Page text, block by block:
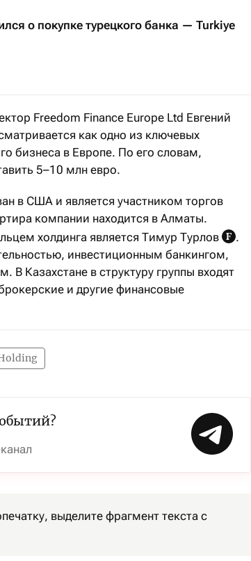
о покупке турецкого банка — Turkiye
Freedom Finance Europe Ltd Евгений
как одно из ключевых
бизнеса в Европе. По его словам,
5–10 млн евро.
в США и является участником торгов
компании находится в Алматы.
холдинга является Тимур Турлов
.
инвестиционным банкингом,
Казахстане в структуру группы входят
и другие финансовые
выделите фрагмент текста с